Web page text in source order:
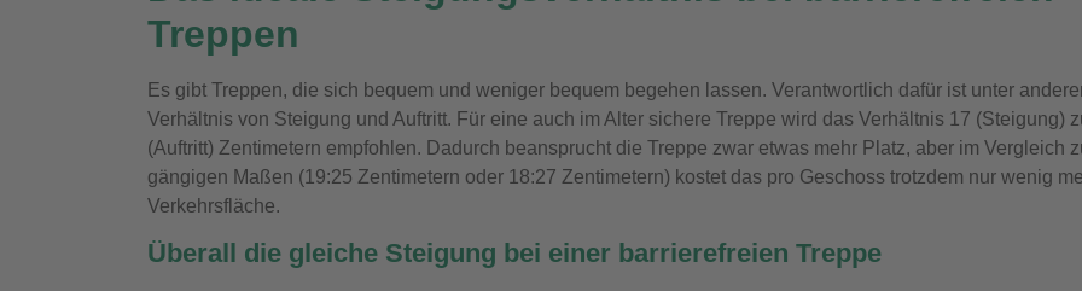
Treppen
Es gibt Treppen, die sich bequem und weniger bequem begehen lassen. Verantwortlich dafür ist unter
Verhältnis von Steigung und Auftritt. Für eine auch im Alter sichere Treppe wird das Verhältnis 17 (Steigung)
(Auftritt) Zentimetern empfohlen. Dadurch beansprucht die Treppe zwar etwas mehr Platz, aber im Vergleich
gängigen Maßen (19:25 Zentimetern oder 18:27 Zentimetern) kostet das pro Geschoss trotzdem nur wenig
Verkehrsfläche.
Überall die gleiche Steigung bei einer barrierefreien Treppe